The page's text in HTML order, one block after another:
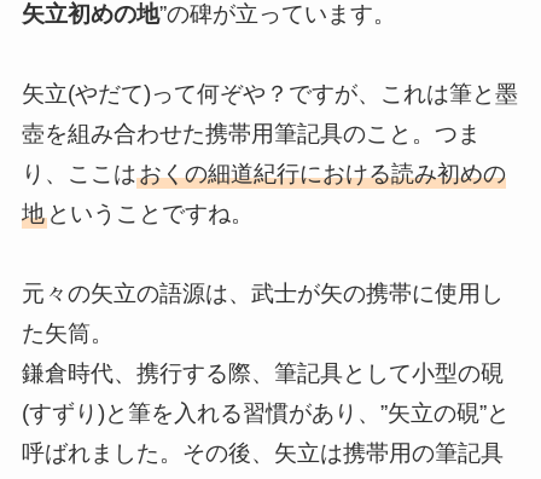
矢立初めの地”の碑が立っています。
矢立(やだて)って何ぞや？ですが、これは筆と墨
壺を組み合わせた携帯用筆記具のこと。つま
り、ここはおくの細道紀行における読み初めの
地ということですね。
元々の矢立の語源は、武士が矢の携帯に使用し
た矢筒。
鎌倉時代、携行する際、筆記具として小型の硯
(すずり)と筆を入れる習慣があり、”矢立の硯”と
呼ばれました。その後、矢立は携帯用の筆記具